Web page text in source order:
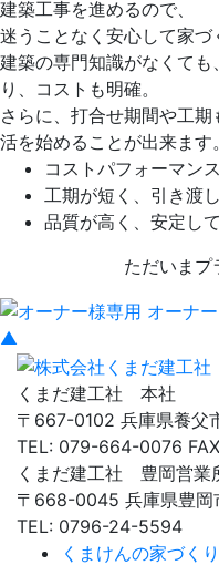
建築工事を進めるので、
迷うことなく安心して家づ
建築の専門知識がなくて
り、コストも明確。
さらに、打合せ期間や工
活を始めることが出来ます。
コストパフォーマン
工期が短く、引き渡
品質が高く、安定し
ただいまプ
▲
くまだ建工社 本社
〒667-0102 兵庫県養父
TEL: 079-664-0076
くまだ建工社 豊岡営業
〒668-0045 兵庫県豊岡
TEL: 0796-24-5594
くまけんの家づくり